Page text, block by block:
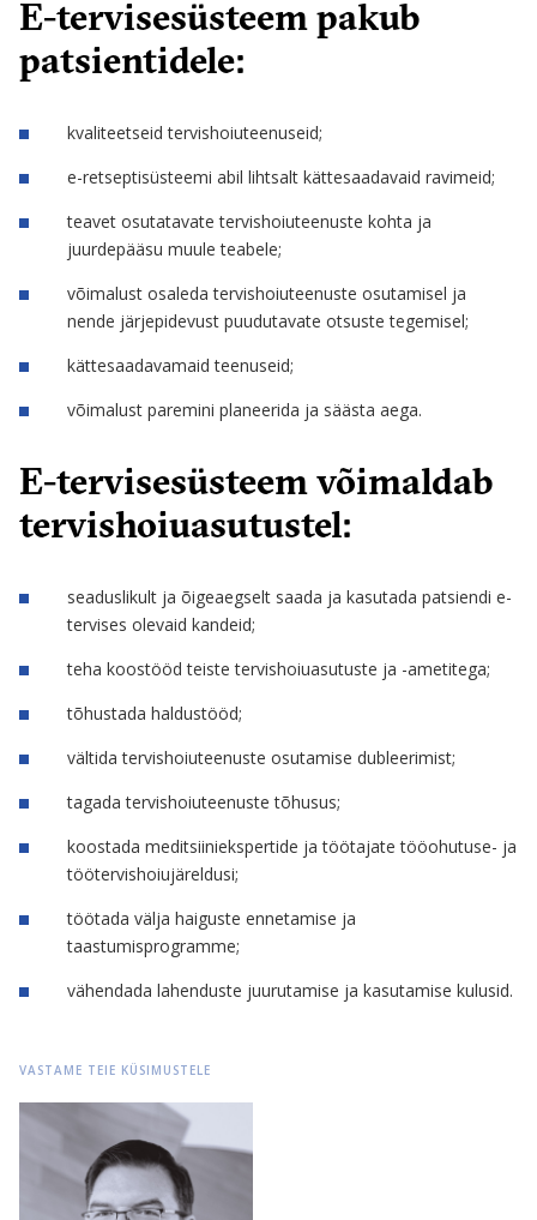
E-tervisesüsteem pakub
patsientidele:
kvaliteetseid tervishoiuteenuseid;
e-retseptisüsteemi abil lihtsalt kättesaadavaid ravimeid;
teavet osutatavate tervishoiuteenuste kohta ja
juurdepääsu muule teabele;
võimalust osaleda tervishoiuteenuste osutamisel ja
nende järjepidevust puudutavate otsuste tegemisel;
kättesaadavamaid teenuseid;
võimalust paremini planeerida ja säästa aega.
E-tervisesüsteem võimaldab
tervishoiuasutustel:
seaduslikult ja õigeaegselt saada ja kasutada patsiendi e-
tervises olevaid kandeid;
teha koostööd teiste tervishoiuasutuste ja -ametitega;
tõhustada haldustööd;
vältida tervishoiuteenuste osutamise dubleerimist;
tagada tervishoiuteenuste tõhusus;
koostada meditsiiniekspertide ja töötajate tööohutuse- ja
töötervishoiujäreldusi;
töötada välja haiguste ennetamise ja
taastumisprogramme;
vähendada lahenduste juurutamise ja kasutamise kulusid.
VASTAME TEIE KÜSIMUSTELE